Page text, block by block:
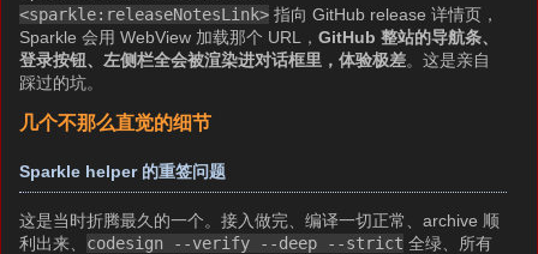
<sparkle:releaseNotesLink> 指向 GitHub release 详情页，
Sparkle 会用 WebView 加载那个 URL，GitHub 整站的导航条、
登录按钮、左侧栏全会被渲染进对话框里，体验极差。这是亲自
踩过的坑。
几个不那么直觉的细节
Sparkle helper 的重签问题
这是当时折腾最久的一个。接入做完、编译一切正常、archive 顺
利出来、 codesign --verify --deep --strict 全绿、所有